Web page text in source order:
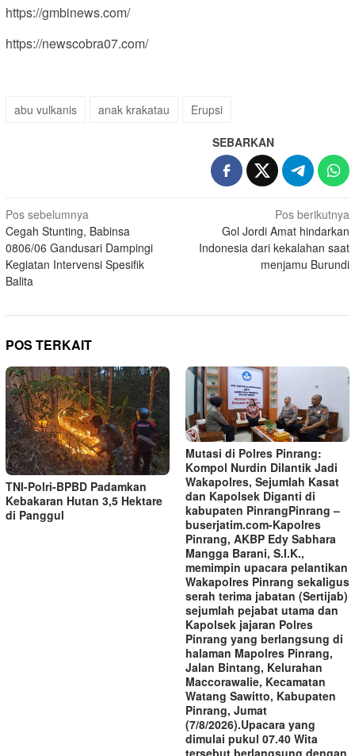
https://gmbinews.com/
https://newscobra07.com/
abu vulkanis anak krakatau Erupsi
SEBARKAN
Navigasi
pos
Pos sebelumnya
Cegah Stunting, Babinsa
0806/06 Gandusari Dampingi
Kegiatan Intervensi Spesifik
Balita
Pos berikutnya
Gol Jordi Amat hindarkan
Indonesia dari kekalahan saat
menjamu Burundi
POS TERKAIT
TNI-Polri-BPBD Padamkan
Kebakaran Hutan 3,5 Hektare
di Panggul
Mutasi di Polres Pinrang:
Kompol Nurdin Dilantik Jadi
Wakapolres, Sejumlah Kasat
dan Kapolsek Diganti di
kabupaten Pinrang‎‎Pinrang –
buserjatim.com-Kapolres
Pinrang, AKBP Edy Sabhara
Mangga Barani, S.I.K.,
memimpin upacara pelantikan
Wakapolres Pinrang sekaligus
serah terima jabatan (Sertijab)
sejumlah pejabat utama dan
Kapolsek jajaran Polres
Pinrang yang berlangsung di
halaman Mapolres Pinrang,
Jalan Bintang, Kelurahan
Maccorawalie, Kecamatan
Watang Sawitto, Kabupaten
Pinrang, Jumat
(7/8/2026).‎‎Upacara yang
dimulai pukul 07.40 Wita